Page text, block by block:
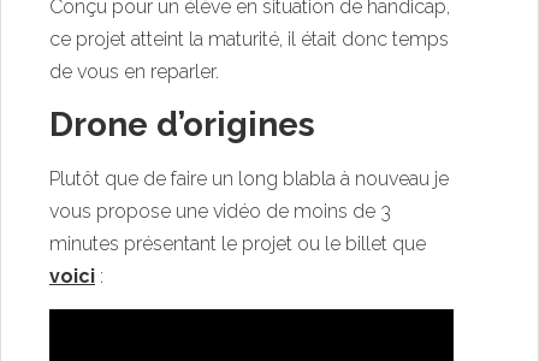
Conçu pour un élève en situation de handicap,
ce projet atteint la maturité, il était donc temps
de vous en reparler.
Drone d’origines
Plutôt que de faire un long blabla à nouveau je
vous propose une vidéo de moins de 3
minutes présentant le projet ou le billet que
voici :